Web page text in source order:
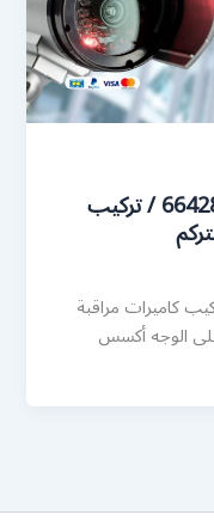
رقم فني كاميرات الزهراء / 66428585 / تركيب
كاميرات مراقبة
الوجه أكسس